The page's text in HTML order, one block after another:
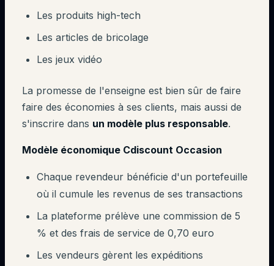
Les produits high-tech
Les articles de bricolage
Les jeux vidéo
La promesse de l'enseigne est bien sûr de faire
faire des économies à ses clients, mais aussi de
s'inscrire dans un modèle plus responsable.
Modèle économique Cdiscount Occasion
Chaque revendeur bénéficie d'un portefeuille
où il cumule les revenus de ses transactions
La plateforme prélève une commission de 5
% et des frais de service de 0,70 euro
Les vendeurs gèrent les expéditions